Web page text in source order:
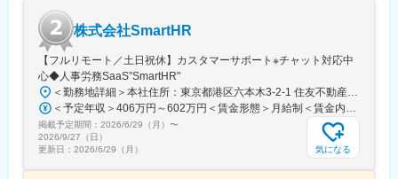
株式会社SmartHR
【フルリモート／土日祝休】カスタマーサポート※チャット対応中
心◆人事労務SaaS”SmartHR"
＜勤務地詳細＞本社住所：東京都港区六本木3-2-1 住友不動産六本木グランドタワー勤務地最寄駅：東京メトロ南北線／六本木一丁目駅受動喫煙対策：屋内全面禁煙変更の範囲：会社の定める事業所（リモートワーク含む）
＜予定年収＞406万円～602万円＜賃金形態＞月給制＜賃金内訳＞月額（基本給）：212,480円～315,200円その他固定手当/月：5,000円固定残業手当/月：77,520円～114,800円（固定残業時間45時間0分/月）超過した時間外労働の残業手当は追加支給＜月給＞295,000円～435,000円（一律手当を含む）＜昇給有無＞有＜残業手当＞有賃金はあくまでも目安の金額であり、選考を通じて上下する可能性があります。月給(月額)は固定手当を含めた表記です。
掲載予定期間： 2026/6/29（月） 〜
2026/9/27（日）
更新日： 2026/6/29（月） 気になる